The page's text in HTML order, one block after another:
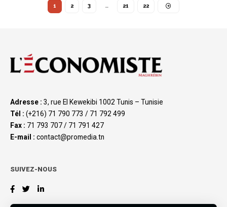
1 2 3 … 21 22
Adresse : 3, rue El Kewekibi 1002 Tunis – Tunisie
Tél : (+216) 71 790 773 / 71 792 499
Fax : 71 793 707 / 71 791 427
E-mail : contact@promedia.tn
SUIVEZ-NOUS